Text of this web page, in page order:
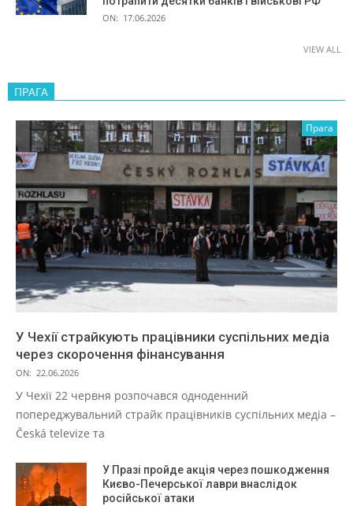
ON: 17.06.2026
VIEW ALL
ПРАГА
Прага
У Чехії страйкують працівники суспільних медіа
через скорочення фінансування
ON: 22.06.2026
У Чехії 22 червня розпочався одноденний
попереджувальний страйк працівників суспільних медіа –
Česká televize та
У Празі пройде акція через пошкодження
Києво-Печерської лаври внаслідок
російської атаки